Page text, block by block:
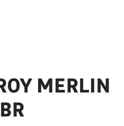
MERLIN
BR